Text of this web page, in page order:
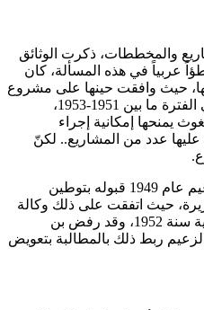
والمخططات، ذكرت الوثائق
عربياً في هذه المسألة، كان
حيث وافقت حينها على مشروع
توطين الفلسطينيين في سيناء في الفترة ما بين 1951-1953،
يمنحها إمكانية إجراء
فدّان يُقام عليها عدد من المشاريع.. لكنّ
وفي سوريا أيضاً أعلن حسني الزعيم عام 1949 قبوله بتوطين
حيث اتفقت على ذلك وكالة
الغوث الدولية مع الحكومة السورية سنة 1952، وقد رفض بن
ربط ذلك بالمطالبة بتعويض